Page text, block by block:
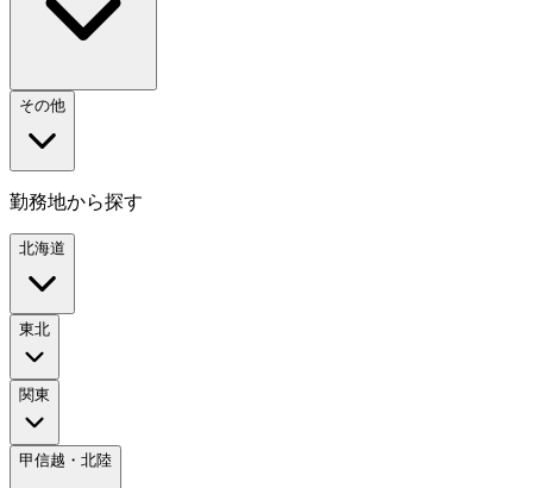
その他
勤務地から探す
北海道
東北
関東
甲信越・北陸